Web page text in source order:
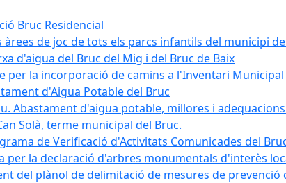
Bruc Residencial
àrees de joc de tots els parcs infantils del municipi
d'aigua del Bruc del Mig i del Bruc de Baix
per la incorporació de camins a l'Inventari
d'Aigua Potable del Bruc
Abastament d'aigua potable, millores i
Solà, terme municipal del Bruc.
de Verificació d'Activitats Comunicades del
per la declaració d'arbres monumentals d'interès
del plànol de delimitació de mesures de